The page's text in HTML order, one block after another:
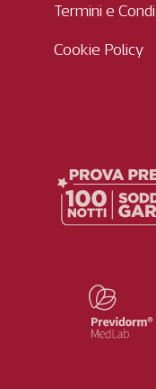
Termini e
Cookie Policy